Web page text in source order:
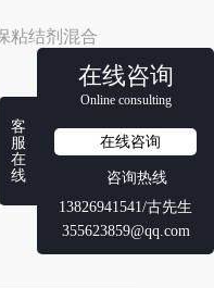
粘结剂混合
在线咨询
Online consulting
在线咨询
咨询热线
13826941541/古先生
355623859@qq.com
客
服
在
线